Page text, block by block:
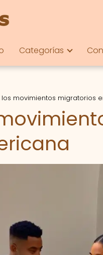
Categorías
los movimientos migratorios